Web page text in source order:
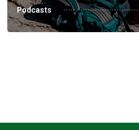
Podcasts